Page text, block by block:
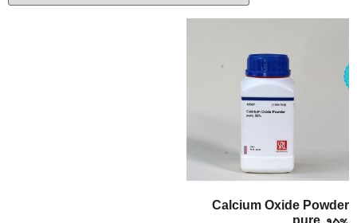
Calcium Oxide Powder